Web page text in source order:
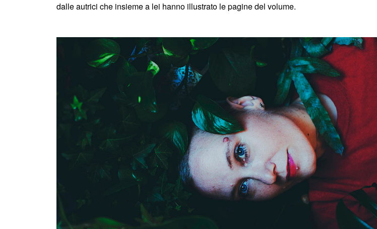
dalle autrici che insieme a lei hanno illustrato le pagine del volume.